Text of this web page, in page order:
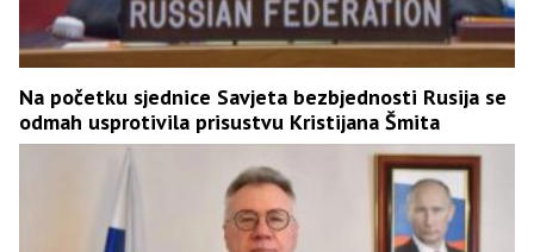
Na početku sjednice Savjeta bezbjednosti Rusija se
odmah usprotivila prisustvu Kristijana Šmita